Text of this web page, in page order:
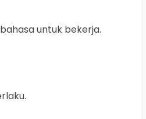
untuk bekerja.